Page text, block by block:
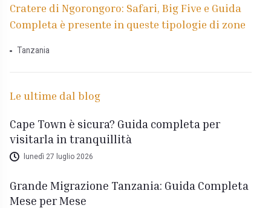
Cratere di Ngorongoro: Safari, Big Five e Guida
Completa è presente in queste tipologie di zone
Tanzania
Le ultime dal blog
Cape Town è sicura? Guida completa per
visitarla in tranquillità
lunedì 27 luglio 2026
Grande Migrazione Tanzania: Guida Completa
Mese per Mese